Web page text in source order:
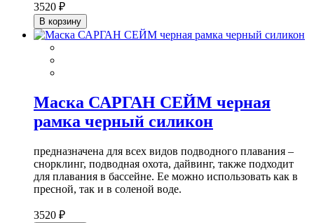
3520 ₽
В корзину
Маска САРГАН СЕЙМ черная
рамка черный силикон
предназначена для всех видов подводного плавания –
снорклинг, подводная охота, дайвинг, также подходит
для плавания в бассейне. Ее можно использовать как в
пресной, так и в соленой воде.
3520 ₽